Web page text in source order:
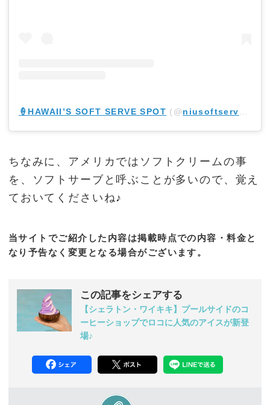
🍦HAWAII’S SOFT SERVE SPOT (@niusoftserve
ちなみに、アメリカではソフトクリームの事
を、ソフトサーブと呼ぶことが多いので、覚え
ておいてくださいね♪
当サイトでご紹介した内容は掲載時点での内容・料金と
なり予告なく変更となる場合がございます。
この記事をシェアする
【シェラトン・ワイキキ】プールサイドのコ
ーヒーショップでロコに人気のアイスが新登
場♪